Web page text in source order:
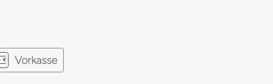
Vorkasse